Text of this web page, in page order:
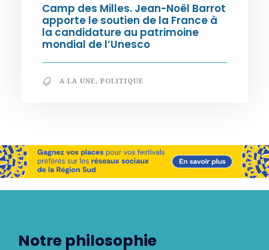
Camp des Milles. Jean-Noël Barrot
apporte le soutien de la France à
la candidature au patrimoine
mondial de l’Unesco
A LA UNE, POLITIQUE
Notre philosophie